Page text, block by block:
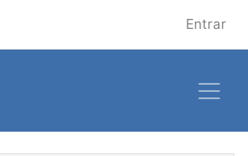
Entrar